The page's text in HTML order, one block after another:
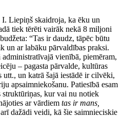
Liepiņš skaidroja, ka ēku un
tiek tērēti vairāk nekā 8 miljoni
“Tas ir daudz, tāpēc būtu
un ar labāku pārvaldības praksi.
vienībā, piemēram,
– pagasta pārvalde, kultūras
utt., un katrā šajā iestādē ir cilvēki,
apsaimniekošanu. Patiesībā esam
struktūriņas, kur vai nu notiek
ar vārdiem tas ir mans,
dažādi veidi, kā šie saimnieciskie